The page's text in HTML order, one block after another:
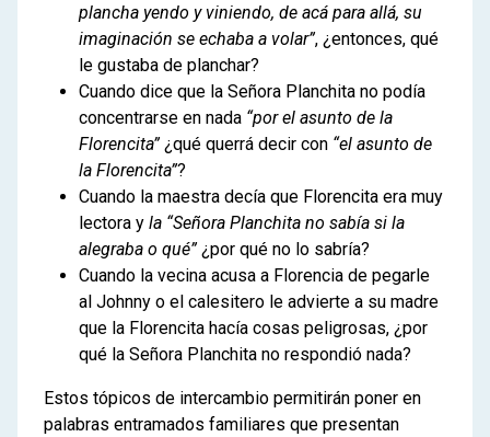
plancha yendo y viniendo, de acá para allá, su
imaginación se echaba a volar”, ¿entonces, qué
le gustaba de planchar?
Cuando dice que la Señora Planchita no podía
concentrarse en nada “por el asunto de la
Florencita” ¿qué querrá decir con “el asunto de
la Florencita”?
Cuando la maestra decía que Florencita era muy
lectora y la “Señora Planchita no sabía si la
alegraba o qué”¿por qué no lo sabría?
Cuando la vecina acusa a Florencia de pegarle
al Johnny o el calesitero le advierte a su madre
que la Florencita hacía cosas peligrosas, ¿por
qué la Señora Planchita no respondió nada?
Estos tópicos de intercambio permitirán poner en
palabras entramados familiares que presentan